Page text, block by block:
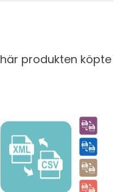
produkten köpte